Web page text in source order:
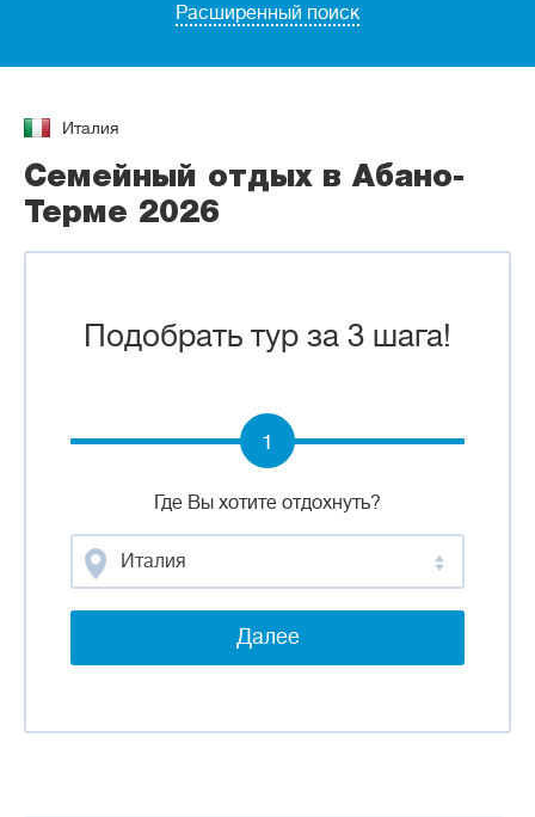
Расширенный поиск
Италия
Семейный отдых в Абано-
Терме 2026
Подобрать тур за 3 шага!
Где Вы хотите отдохнуть?
Италия
Далее
1